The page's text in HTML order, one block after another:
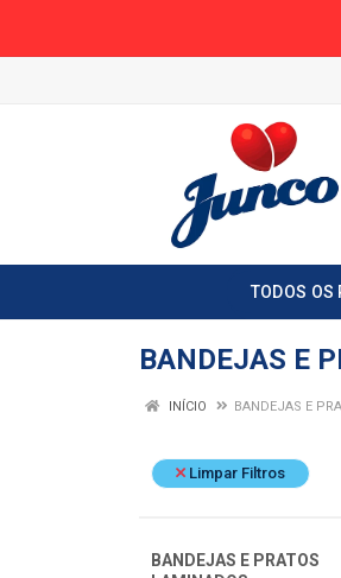
TODOS OS
BANDEJAS E
INÍCIO BANDEJAS E
Limpar Filtros
BANDEJAS E PRATOS